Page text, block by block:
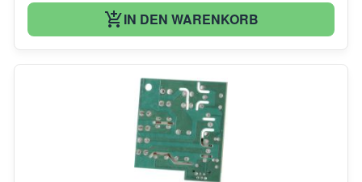
IN DEN WARENKORB